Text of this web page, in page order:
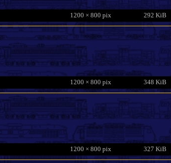
1200 × 800 pix 292 KiB
1200 × 800 pix 348 KiB
1200 × 800 pix 327 KiB